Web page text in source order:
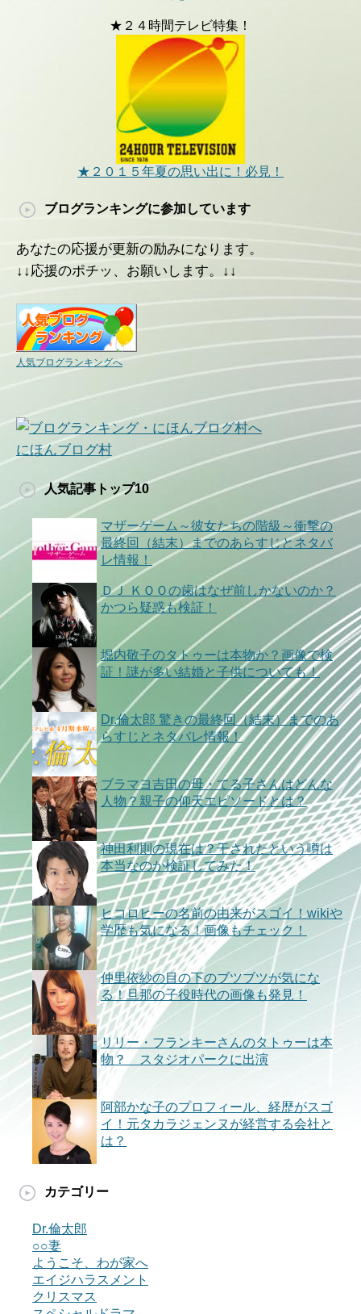
★２４時間テレビ特集！
★２０１５年夏の思い出に！必見！
ブログランキングに参加しています
あなたの応援が更新の励みになります。
↓↓応援のポチッ、お願いします。↓↓
人気ブログランキングへ
にほんブログ村
人気記事トップ10
マザーゲーム～彼女たちの階級～衝撃の
最終回（結末）までのあらすじとネタバ
レ情報！
ＤＪ ＫＯＯの歯はなぜ前しかないのか？
かつら疑惑も検証！
堀内敬子のタトゥーは本物か？画像で検
証！謎が多い結婚と子供についても！
Dr.倫太郎 驚きの最終回（結末）までのあ
らすじとネタバレ情報！
ブラマヨ吉田の母・てる子さんはどんな
人物？親子の仰天エピソードとは？
神田利則の現在は？干されたという噂は
本当なのか検証してみた！
ヒコロヒーの名前の由来がスゴイ！wikiや
学歴も気になる！画像もチェック！
仲里依紗の目の下のブツブツが気にな
る！旦那の子役時代の画像も発見！
リリー・フランキーさんのタトゥーは本
物？ スタジオパークに出演
阿部かな子のプロフィール、経歴がスゴ
イ！元タカラジェンヌが経営する会社と
は？
カテゴリー
Dr.倫太郎
○○妻
ようこそ、わが家へ
エイジハラスメント
クリスマス